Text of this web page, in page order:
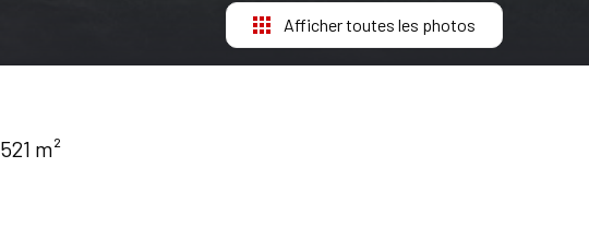
Afficher toutes les photos
521 m²